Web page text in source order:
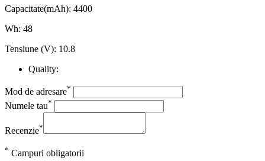
Capacitate(mAh): 4400
Wh: 48
Tensiune (V): 10.8
Quality:
Mod de adresare*
Numele tau*
Recenzie*
* Campuri obligatorii